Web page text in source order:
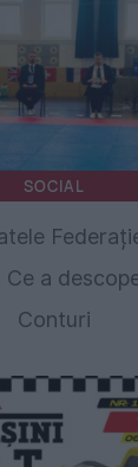
SOCIAL
Ce a
Conturi